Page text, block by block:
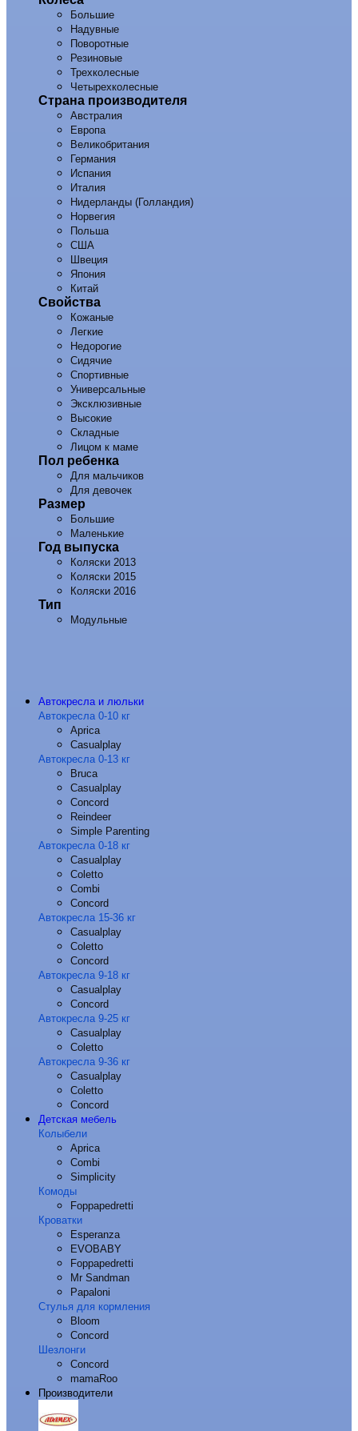
Большие
Надувные
Поворотные
Резиновые
Трехколесные
Четырехколесные
Страна производителя
Австралия
Европа
Великобритания
Германия
Испания
Италия
Нидерланды (Голландия)
Норвегия
Польша
США
Швеция
Япония
Китай
Свойства
Кожаные
Легкие
Недорогие
Сидячие
Спортивные
Универсальные
Эксклюзивные
Высокие
Складные
Лицом к маме
Пол ребенка
Для мальчиков
Для девочек
Размер
Большие
Маленькие
Год выпуска
Коляски 2013
Коляски 2015
Коляски 2016
Тип
Модульные
Автокресла и люльки
Автокресла 0-10 кг
Aprica
Casualplay
Автокресла 0-13 кг
Bruca
Casualplay
Concord
Reindeer
Simple Parenting
Автокресла 0-18 кг
Casualplay
Coletto
Combi
Concord
Автокресла 15-36 кг
Casualplay
Coletto
Concord
Автокресла 9-18 кг
Casualplay
Concord
Автокресла 9-25 кг
Casualplay
Coletto
Автокресла 9-36 кг
Casualplay
Coletto
Concord
Детская мебель
Колыбели
Aprica
Combi
Simplicity
Комоды
Foppapedretti
Кроватки
Esperanza
EVOBABY
Foppapedretti
Mr Sandman
Papaloni
Стулья для кормления
Bloom
Concord
Шезлонги
Concord
mamaRoo
Производители